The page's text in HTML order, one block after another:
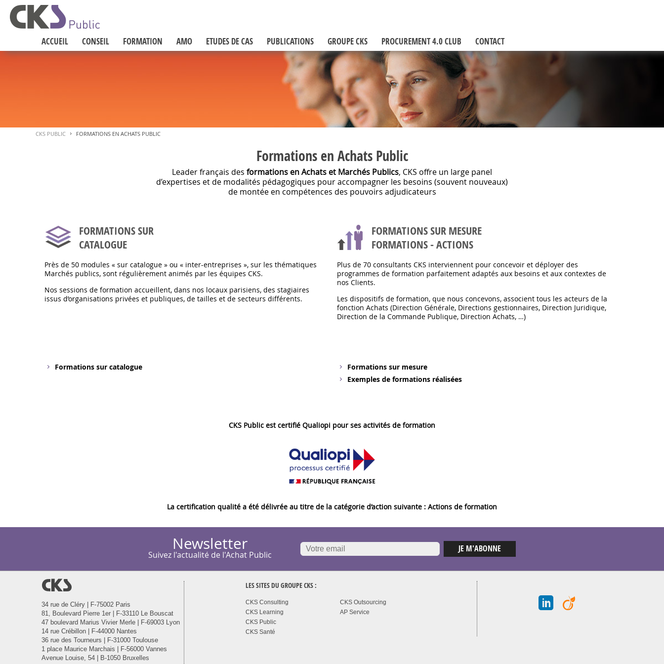
ACCUEIL CONSEIL FORMATION AMO ETUDES DE CAS PUBLICATIONS GROUPE CKS PROCUREMENT 4.0 CLUB CONTACT
CKS PUBLIC > FORMATIONS EN ACHATS PUBLIC
Formations en Achats Public
Leader français des formations en Achats et Marchés Publics, CKS offre un large panel
d’expertises et de modalités pédagogiques pour accompagner les besoins (souvent nouveaux)
de montée en compétences des pouvoirs adjudicateurs
FORMATIONS SUR
CATALOGUE
Près de 50 modules « sur catalogue » ou « inter-entreprises », sur les thématiques
Marchés publics, sont régulièrement animés par les équipes CKS.
Nos sessions de formation accueillent, dans nos locaux parisiens, des stagiaires
issus d’organisations privées et publiques, de tailles et de secteurs différents.
Formations sur catalogue
FORMATIONS SUR MESURE
FORMATIONS - ACTIONS
Plus de 70 consultants CKS interviennent pour concevoir et déployer des
programmes de formation parfaitement adaptés aux besoins et aux contextes de
nos Clients.
Les dispositifs de formation, que nous concevons, associent tous les acteurs de la
fonction Achats (Direction Générale, Directions gestionnaires, Direction Juridique,
Direction de la Commande Publique, Direction Achats, …)
Formations sur mesure
Exemples de formations réalisées
CKS Public est certifié Qualiopi pour ses activités de formation
La certification qualité a été délivrée au titre de la catégorie d’action suivante : Actions de formation
Newsletter
Suivez l'actualité de l'Achat Public
@
34 rue de Cléry | F-75002 Paris
81, Boulevard Pierre 1er | F-33110 Le Bouscat
47 boulevard Marius Vivier Merle | F-69003 Lyon
14 rue Crébillon | F-44000 Nantes
36 rue des Tourneurs | F-31000 Toulouse
1 place Maurice Marchais | F-56000 Vannes
Avenue Louise, 54 | B-1050 Bruxelles
LES SITES DU GROUPECKS :
CKS Consulting
CKS Learning
CKS Public
CKS Santé
CKS Outsourcing
AP Service
J A